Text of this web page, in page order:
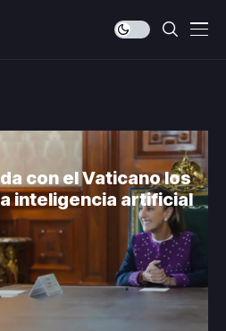
con el Vaticano los
inteligencia artificial